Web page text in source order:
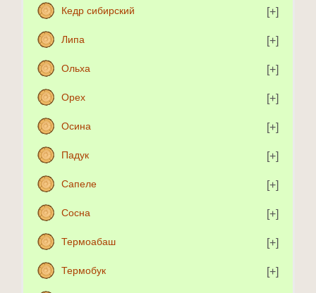
Кедр сибирский
Липа
Ольха
Орех
Осина
Падук
Сапеле
Сосна
Термоабаш
Термобук